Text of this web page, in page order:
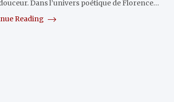
Dans l’univers poétique de Florence…
Reading